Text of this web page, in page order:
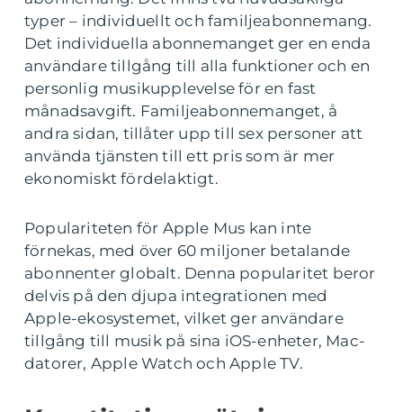
typer – individuellt och familjeabonnemang.
Det individuella abonnemanget ger en enda
användare tillgång till alla funktioner och en
personlig musikupplevelse för en fast
månadsavgift. Familjeabonnemanget, å
andra sidan, tillåter upp till sex personer att
använda tjänsten till ett pris som är mer
ekonomiskt fördelaktigt.
Populariteten för Apple Mus kan inte
förnekas, med över 60 miljoner betalande
abonnenter globalt. Denna popularitet beror
delvis på den djupa integrationen med
Apple-ekosystemet, vilket ger användare
tillgång till musik på sina iOS-enheter, Mac-
datorer, Apple Watch och Apple TV.